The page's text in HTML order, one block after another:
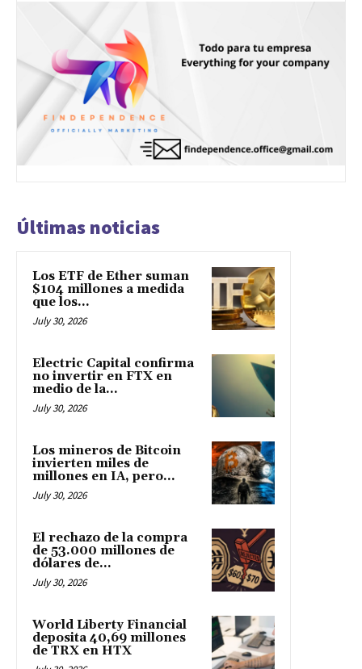
Últimas noticias
Los ETF de Ether suman
$104 millones a medida
que los...
July 30, 2026
Electric Capital confirma
no invertir en FTX en
medio de la...
July 30, 2026
Los mineros de Bitcoin
invierten miles de
millones en IA, pero...
July 30, 2026
El rechazo de la compra
de 53.000 millones de
dólares de...
July 30, 2026
World Liberty Financial
deposita 40,69 millones
de TRX en HTX